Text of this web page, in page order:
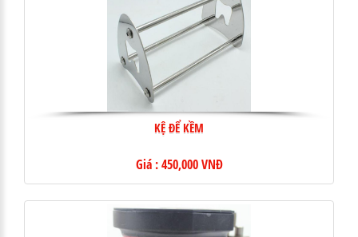
KỆ ĐỂ KỀM
Giá : 450,000 VNĐ